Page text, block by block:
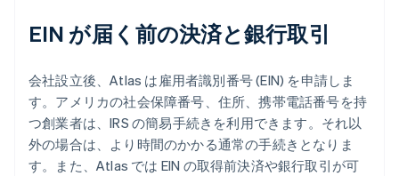
EIN が届く前の決済と銀行取引
会社設立後、Atlas は雇用者識別番号 (EIN) を申請しま
す。アメリカの社会保障番号、住所、携帯電話番号を持
つ創業者は、IRS の簡易手続きを利用できます。それ以
外の場合は、より時間のかかる通常の手続きとなりま
す。また、Atlas では EIN の取得前決済や銀行取引が可